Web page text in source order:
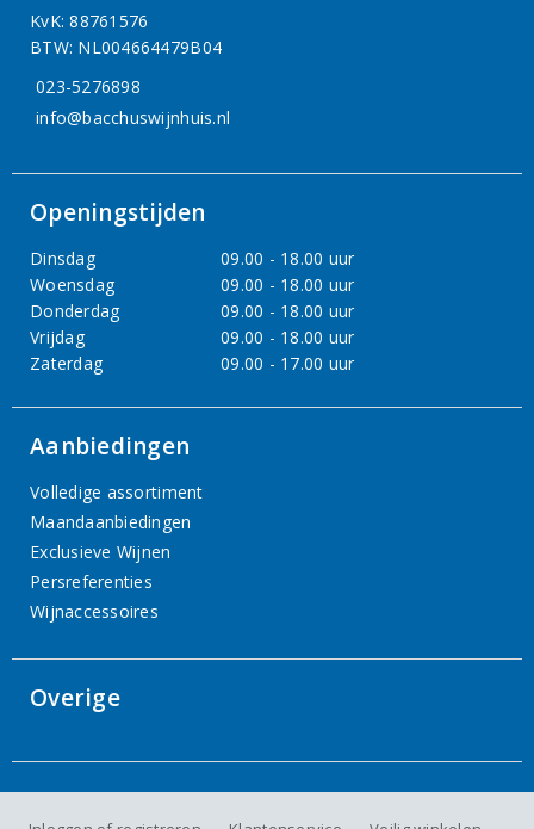
KvK: 88761576
BTW: NL004664479B04
023-5276898
info@bacchuswijnhuis.nl
Openingstijden
Dinsdag
09.00 - 18.00 uur
Woensdag
09.00 - 18.00 uur
Donderdag
09.00 - 18.00 uur
Vrijdag
09.00 - 18.00 uur
Zaterdag
09.00 - 17.00 uur
Aanbiedingen
Volledige assortiment
Maandaanbiedingen
Exclusieve Wijnen
Persreferenties
Wijnaccessoires
Overige